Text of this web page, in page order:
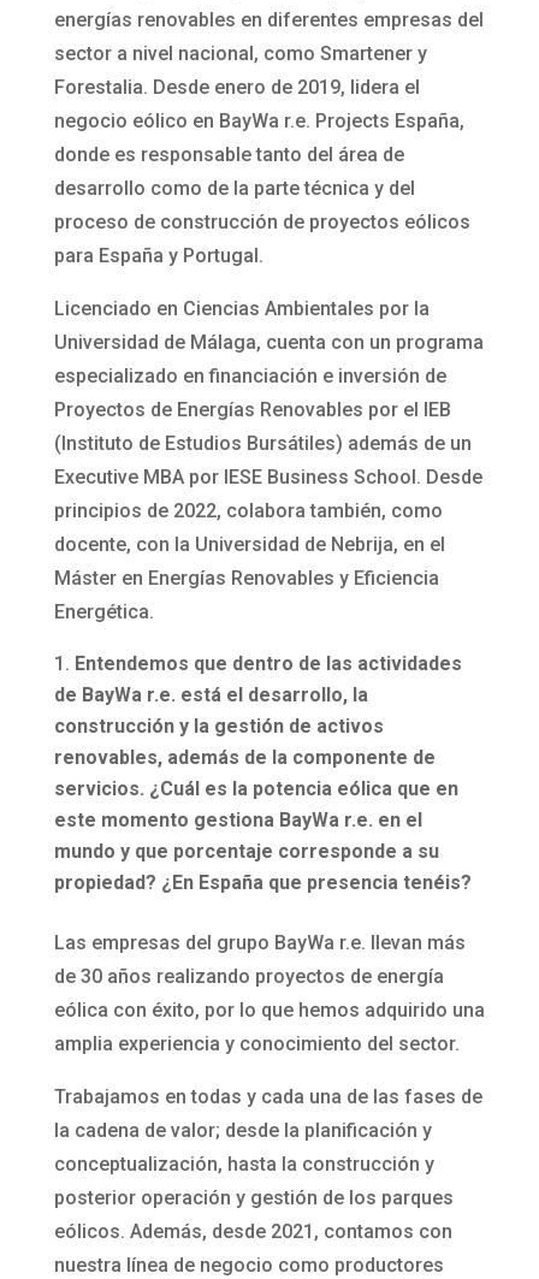
energías renovables en diferentes empresas del
sector a nivel nacional, como Smartener y
Forestalia. Desde enero de 2019, lidera el
negocio eólico en BayWa r.e. Projects España,
donde es responsable tanto del área de
desarrollo como de la parte técnica y del
proceso de construcción de proyectos eólicos
para España y Portugal.
Licenciado en Ciencias Ambientales por la
Universidad de Málaga, cuenta con un programa
especializado en financiación e inversión de
Proyectos de Energías Renovables por el IEB
(Instituto de Estudios Bursátiles) además de un
Executive MBA por IESE Business School. Desde
principios de 2022, colabora también, como
docente, con la Universidad de Nebrija, en el
Máster en Energías Renovables y Eficiencia
Energética.
Entendemos que dentro de las actividades
de BayWa r.e. está el desarrollo, la
construcción y la gestión de activos
renovables, además de la componente de
servicios. ¿Cuál es la potencia eólica que en
este momento gestiona BayWa r.e. en el
mundo y que porcentaje corresponde a su
propiedad? ¿En España que presencia tenéis?
Las empresas del grupo BayWa r.e. llevan más
de 30 años realizando proyectos de energía
eólica con éxito, por lo que hemos adquirido una
amplia experiencia y conocimiento del sector.
Trabajamos en todas y cada una de las fases de
la cadena de valor; desde la planificación y
conceptualización, hasta la construcción y
posterior operación y gestión de los parques
eólicos. Además, desde 2021, contamos con
nuestra línea de negocio como productores